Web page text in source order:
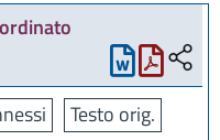
Testo orig.